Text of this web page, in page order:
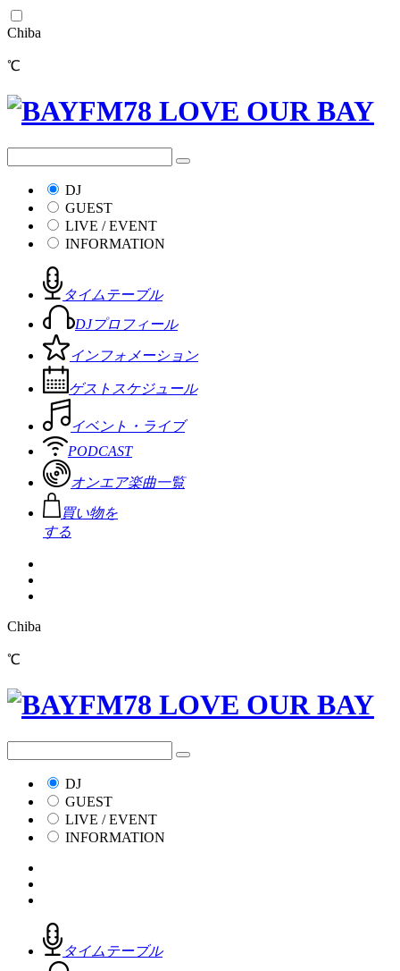
Chiba
℃
DJ
GUEST
LIVE / EVENT
INFORMATION
タイムテーブル
DJプロフィール
インフォメーション
ゲストスケジュール
イベント・ライブ
PODCAST
オンエア楽曲一覧
買い物を
する
Chiba
℃
DJ
GUEST
LIVE / EVENT
INFORMATION
タイムテーブル